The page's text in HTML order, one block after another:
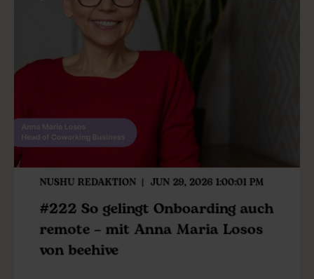
NUSHU REDAKTION JUN 29, 2026 1:00:01 PM
#222 So gelingt Onboarding auch
remote – mit Anna Maria Losos
von beehive